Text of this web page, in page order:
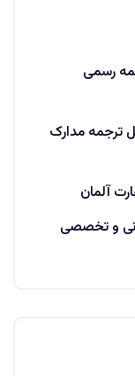
رسمی
ترجمه مدارک
آلمان
و تخصصی